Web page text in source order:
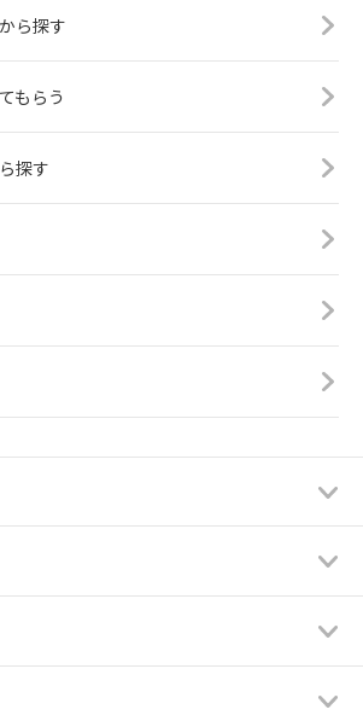
ら探す
もらう
探す